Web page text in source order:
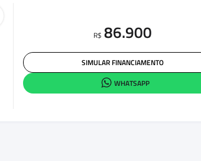
R$ 86.900
SIMULAR FINANCIAMENTO
WHATSAPP